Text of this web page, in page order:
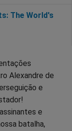
Alexandre de
e
e
batalha,